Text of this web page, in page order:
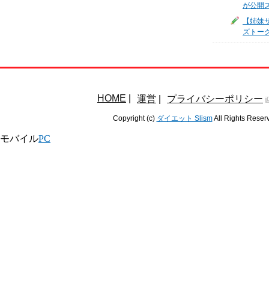
が公開
【姉
ズトー
HOME 運営 プライバシーポリシー
Copyright (c) ダイエット SlismAll Rights
モバイルPC